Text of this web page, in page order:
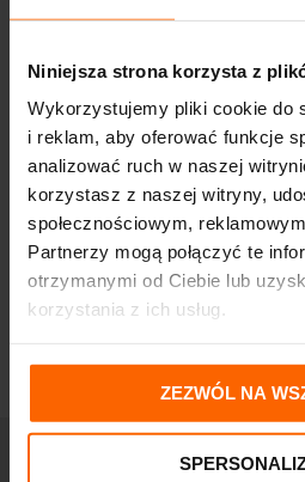
Niniejsza strona korzysta z
Wykorzystujemy pliki cookie do
i reklam, aby oferować funkcje
analizować ruch w naszej
korzystasz z naszej witryny,
społecznościowym,
Partnerzy mogą połączyć te
otrzymanymi od Ciebie lub
korzystania z ich usług.
ZEZWÓL NA